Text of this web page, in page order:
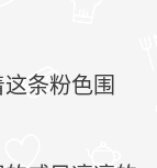
这条粉色围